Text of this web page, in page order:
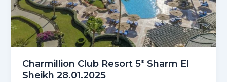
Charmillion Club Resort 5* Sharm El
Sheikh 28.01.2025